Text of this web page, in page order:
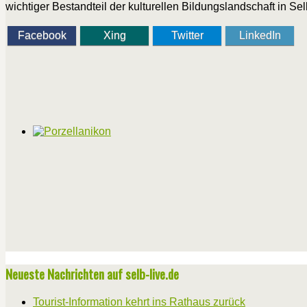
wichtiger Bestandteil der kulturellen Bildungslandschaft in
Facebook Xing Twitter LinkedIn
Neueste Nachrichten auf selb-live.de
Tourist-Information kehrt ins Rathaus zurück